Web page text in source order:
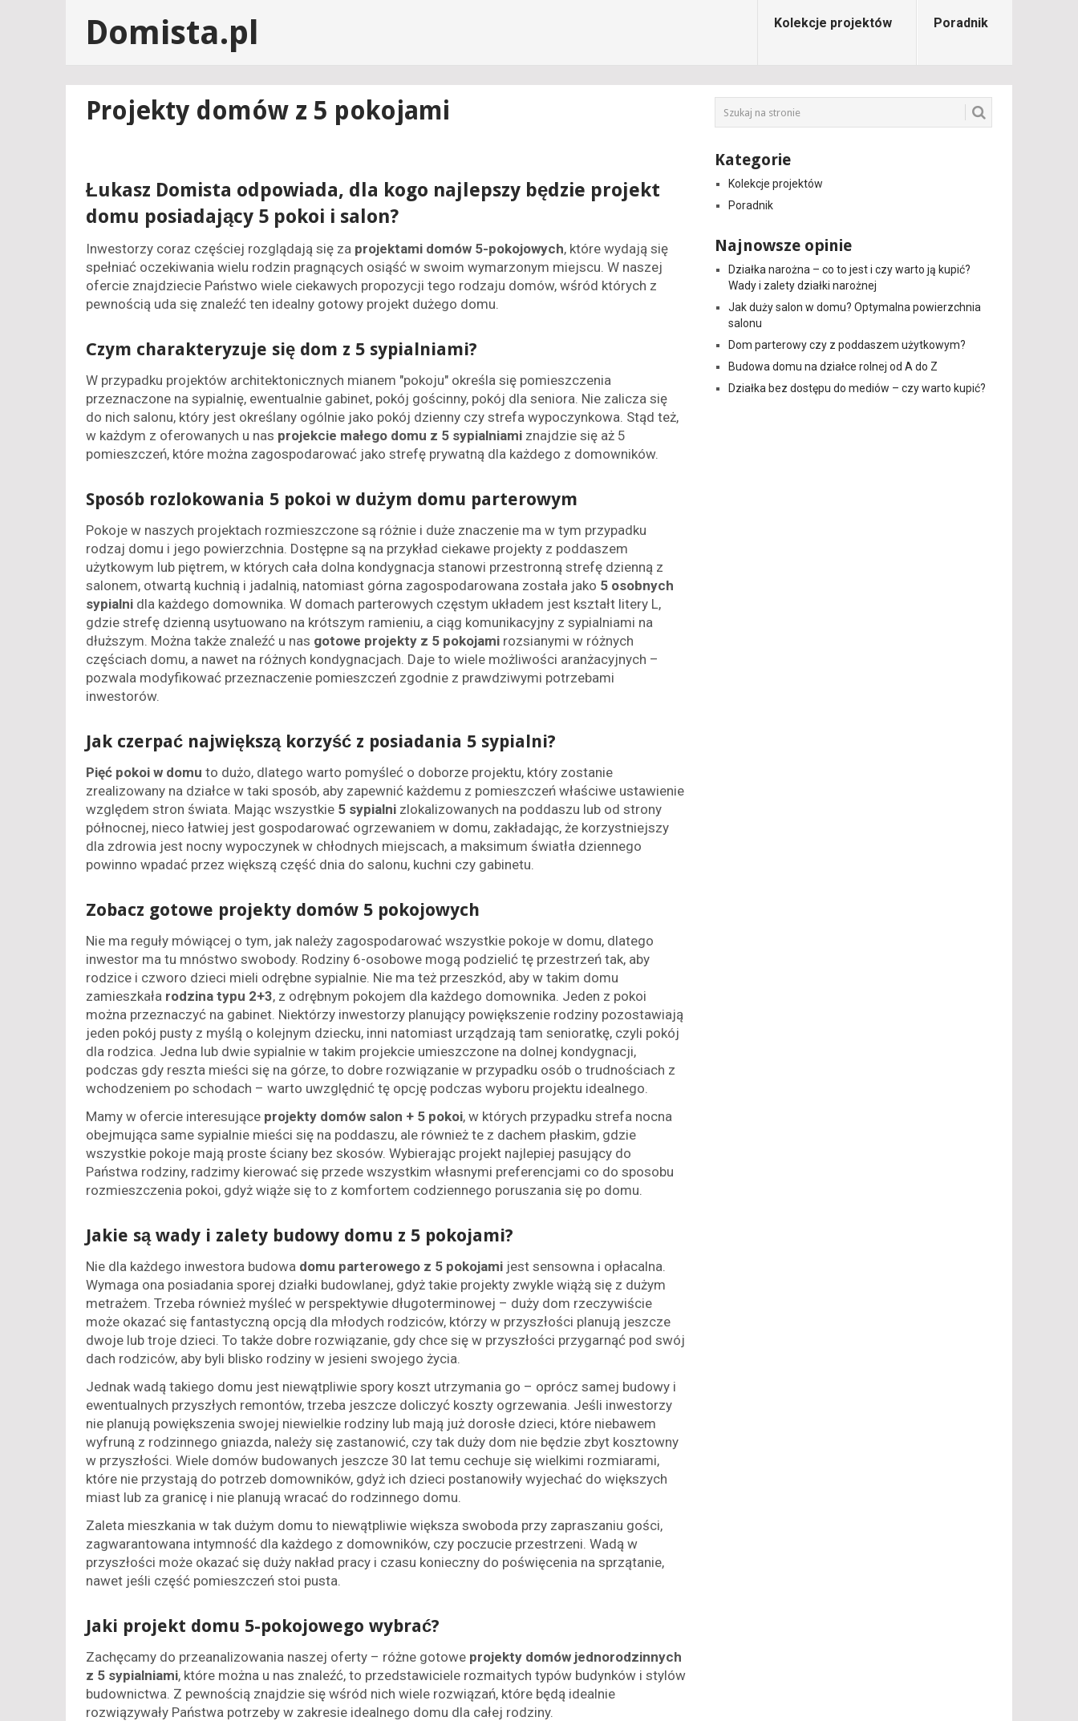
Domista.pl Kolekcje projektów Poradnik
Projekty domów z 5 pokojami
Łukasz Domista odpowiada, dla kogo najlepszy będzie projekt
domu posiadający 5 pokoi i salon?
Inwestorzy coraz częściej rozglądają się za projektami domów 5-pokojowych, które wydają się
spełniać oczekiwania wielu rodzin pragnących osiąść w swoim wymarzonym miejscu. W naszej
ofercie znajdziecie Państwo wiele ciekawych propozycji tego rodzaju domów, wśród których z
pewnością uda się znaleźć ten idealny gotowy projekt dużego domu.
Czym charakteryzuje się dom z 5 sypialniami?
W przypadku projektów architektonicznych mianem "pokoju" określa się pomieszczenia
przeznaczone na sypialnię, ewentualnie gabinet, pokój gościnny, pokój dla seniora. Nie zalicza się
do nich salonu, który jest określany ogólnie jako pokój dzienny czy strefa wypoczynkowa. Stąd też,
w każdym z oferowanych u nas projekcie małego domu z 5 sypialniami znajdzie się aż 5
pomieszczeń, które można zagospodarować jako strefę prywatną dla każdego z domowników.
Sposób rozlokowania 5 pokoi w dużym domu parterowym
Pokoje w naszych projektach rozmieszczone są różnie i duże znaczenie ma w tym przypadku
rodzaj domu i jego powierzchnia. Dostępne są na przykład ciekawe projekty z poddaszem
użytkowym lub piętrem, w których cała dolna kondygnacja stanowi przestronną strefę dzienną z
salonem, otwartą kuchnią i jadalnią, natomiast górna zagospodarowana została jako 5 osobnych
sypialni dla każdego domownika. W domach parterowych częstym układem jest kształt litery L,
gdzie strefę dzienną usytuowano na krótszym ramieniu, a ciąg komunikacyjny z sypialniami na
dłuższym. Można także znaleźć u nas gotowe projekty z 5 pokojami rozsianymi w różnych
częściach domu, a nawet na różnych kondygnacjach. Daje to wiele możliwości aranżacyjnych –
pozwala modyfikować przeznaczenie pomieszczeń zgodnie z prawdziwymi potrzebami
inwestorów.
Jak czerpać największą korzyść z posiadania 5 sypialni?
Pięć pokoi w domu to dużo, dlatego warto pomyśleć o doborze projektu, który zostanie
zrealizowany na działce w taki sposób, aby zapewnić każdemu z pomieszczeń właściwe ustawienie
względem stron świata. Mając wszystkie 5 sypialni zlokalizowanych na poddaszu lub od strony
północnej, nieco łatwiej jest gospodarować ogrzewaniem w domu, zakładając, że korzystniejszy
dla zdrowia jest nocny wypoczynek w chłodnych miejscach, a maksimum światła dziennego
powinno wpadać przez większą część dnia do salonu, kuchni czy gabinetu.
Zobacz gotowe projekty domów 5 pokojowych
Nie ma reguły mówiącej o tym, jak należy zagospodarować wszystkie pokoje w domu, dlatego
inwestor ma tu mnóstwo swobody. Rodziny 6-osobowe mogą podzielić tę przestrzeń tak, aby
rodzice i czworo dzieci mieli odrębne sypialnie. Nie ma też przeszkód, aby w takim domu
zamieszkała rodzina typu 2+3, z odrębnym pokojem dla każdego domownika. Jeden z pokoi
można przeznaczyć na gabinet. Niektórzy inwestorzy planujący powiększenie rodziny pozostawiają
jeden pokój pusty z myślą o kolejnym dziecku, inni natomiast urządzają tam senioratkę, czyli pokój
dla rodzica. Jedna lub dwie sypialnie w takim projekcie umieszczone na dolnej kondygnacji,
podczas gdy reszta mieści się na górze, to dobre rozwiązanie w przypadku osób o trudnościach z
wchodzeniem po schodach – warto uwzględnić tę opcję podczas wyboru projektu idealnego.
Mamy w ofercie interesujące projekty domów salon + 5 pokoi, w których przypadku strefa nocna
obejmująca same sypialnie mieści się na poddaszu, ale również te z dachem płaskim, gdzie
wszystkie pokoje mają proste ściany bez skosów. Wybierając projekt najlepiej pasujący do
Państwa rodziny, radzimy kierować się przede wszystkim własnymi preferencjami co do sposobu
rozmieszczenia pokoi, gdyż wiąże się to z komfortem codziennego poruszania się po domu.
Jakie są wady i zalety budowy domu z 5 pokojami?
Nie dla każdego inwestora budowa domu parterowego z 5 pokojami jest sensowna i opłacalna.
Wymaga ona posiadania sporej działki budowlanej, gdyż takie projekty zwykle wiążą się z dużym
metrażem. Trzeba również myśleć w perspektywie długoterminowej – duży dom rzeczywiście
może okazać się fantastyczną opcją dla młodych rodziców, którzy w przyszłości planują jeszcze
dwoje lub troje dzieci. To także dobre rozwiązanie, gdy chce się w przyszłości przygarnąć pod swój
dach rodziców, aby byli blisko rodziny w jesieni swojego życia.
Jednak wadą takiego domu jest niewątpliwie spory koszt utrzymania go – oprócz samej budowy i
ewentualnych przyszłych remontów, trzeba jeszcze doliczyć koszty ogrzewania. Jeśli inwestorzy
nie planują powiększenia swojej niewielkie rodziny lub mają już dorosłe dzieci, które niebawem
wyfruną z rodzinnego gniazda, należy się zastanowić, czy tak duży dom nie będzie zbyt kosztowny
w przyszłości. Wiele domów budowanych jeszcze 30 lat temu cechuje się wielkimi rozmiarami,
które nie przystają do potrzeb domowników, gdyż ich dzieci postanowiły wyjechać do większych
miast lub za granicę i nie planują wracać do rodzinnego domu.
Zaleta mieszkania w tak dużym domu to niewątpliwie większa swoboda przy zapraszaniu gości,
zagwarantowana intymność dla każdego z domowników, czy poczucie przestrzeni. Wadą w
przyszłości może okazać się duży nakład pracy i czasu konieczny do poświęcenia na sprzątanie,
nawet jeśli część pomieszczeń stoi pusta.
Jaki projekt domu 5-pokojowego wybrać?
Zachęcamy do przeanalizowania naszej oferty – różne gotowe projekty domów jednorodzinnych
z 5 sypialniami, które można u nas znaleźć, to przedstawiciele rozmaitych typów budynków i stylów
budownictwa. Z pewnością znajdzie się wśród nich wiele rozwiązań, które będą idealnie
rozwiązywały Państwa potrzeby w zakresie idealnego domu dla całej rodziny.
Kategorie
Kolekcje projektów
Poradnik
Najnowsze opinie
Działka narożna – co to jest i czy warto ją kupić?
Wady i zalety działki narożnej
Jak duży salon w domu? Optymalna powierzchnia
salonu
Dom parterowy czy z poddaszem użytkowym?
Budowa domu na działce rolnej od A do Z
Działka bez dostępu do mediów – czy warto kupić?